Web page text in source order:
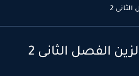
2
الفصل الثانى 2